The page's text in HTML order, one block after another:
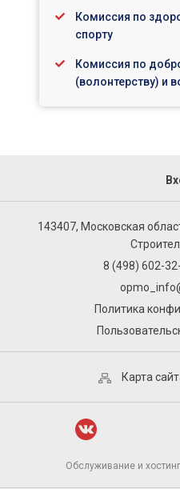
Комиссия по
спорту
Комиссия по
(волонтерству) и
143407, Московская
8 (498) 602-
Политика
Карта
Обслуживание и